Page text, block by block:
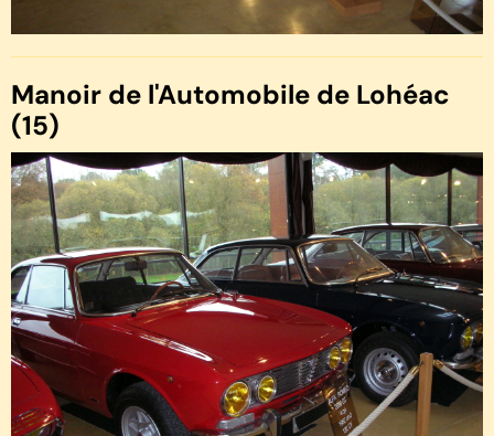
Manoir de l'Automobile de Lohéac
(15)